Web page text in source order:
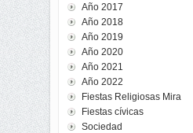
Año 2017
Año 2018
Año 2019
Año 2020
Año 2021
Año 2022
Fiestas Religiosas Mira
Fiestas cívicas
Sociedad